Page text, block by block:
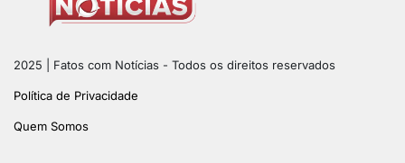
2025 | Fatos com Notícias - Todos os direitos reservados
Política de Privacidade
Quem Somos